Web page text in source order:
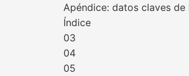
Apéndice: datos claves de
Índice
03
04
05